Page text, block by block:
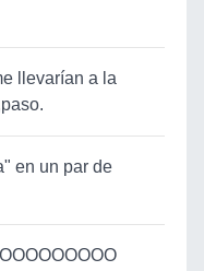
llevarían a la
en un par de